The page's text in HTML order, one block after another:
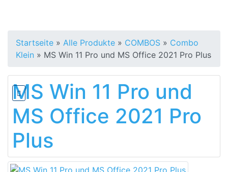
Startseite » Alle Produkte » COMBOS » Combo
Klein » MS Win 11 Pro und MS Office 2021 Pro Plus
MS Win 11 Pro und
MS Office 2021 Pro
Plus